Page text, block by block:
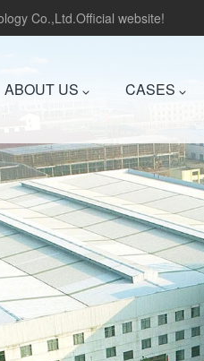
Co.,Ltd.Official website!
ABOUT US CASES